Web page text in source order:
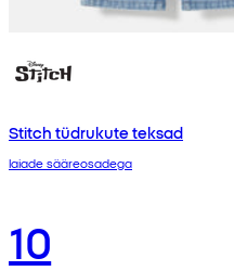
Stitch tüdrukute teksad
laiade sääreosadega
10